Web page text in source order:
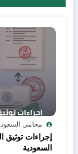
محامي
إجراءات توثيق
السعودية